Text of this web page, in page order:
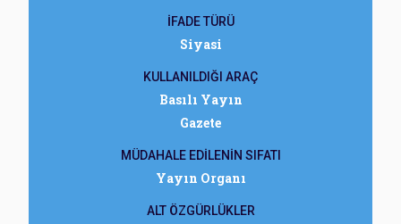
İFADE TÜRÜ
Siyasi
KULLANILDIĞI ARAÇ
Basılı Yayın
Gazete
MÜDAHALE EDİLENİN SIFATI
Yayın Organı
ALT ÖZGÜRLÜKLER